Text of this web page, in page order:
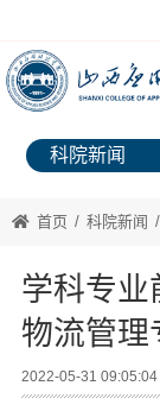
科院新闻
首页 / 科院新闻 /
学科专
物流管理
2022-05-31 09:05:04